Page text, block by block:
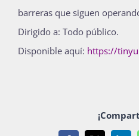
Bienvenida
barreras que siguen
Dirigido a: Todo público.
Disponible aquí: https://